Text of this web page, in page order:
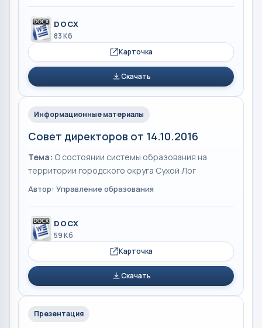
DOCX
83 Кб
Карточка
Скачать
Информационные материалы
Совет директоров от 14.10.2016
Тема: О состоянии системы образования на
территории городского округа Сухой Лог
Автор: Управление образования
DOCX
59 Кб
Карточка
Скачать
Презентация